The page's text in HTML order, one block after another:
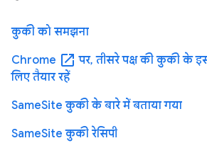
कुकी को समझना
Chrome open_in_new पर, तीसरे पक्ष की कुकी के
लिए तैयार रहें
SameSite कुकी के बारे में बताया गया
SameSite कुकी रेसिपी